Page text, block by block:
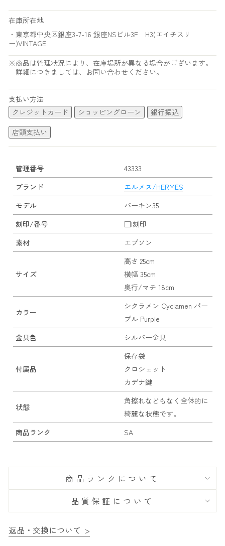
在庫所在地
・東京都中央区銀座3-7-16 銀座NSビル3F H3(エイチスリ
ー)VINTAGE
※商品は管理状況により、在庫場所が異なる場合がございます。
詳細につきましては、お問い合わせください。
支払い方法
クレジットカード
ショッピングローン
銀行振込
店頭支払い
管理番号
43333
ブランド
エルメス/HERMES
モデル
バーキン35
刻印/番号
□I刻印
素材
エプソン
サイズ
高さ 25cm
横幅 35cm
奥行/マチ 18cm
カラー
シクラメン Cyclamen パー
プル Purple
金具色
シルバー金具
付属品
保存袋
クロシェット
カデナ鍵
状態
角擦れなどもなく全体的に
綺麗な状態です。
商品ランク
SA
商品ランクについて
品質保証について
返品・交換について >